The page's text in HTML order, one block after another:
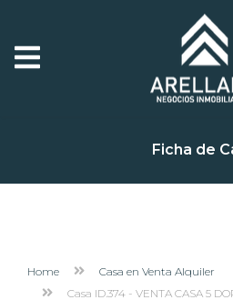
Ficha de
Home
Casa en Venta Alquiler
Casa ID.374 - VENTA CASA 5